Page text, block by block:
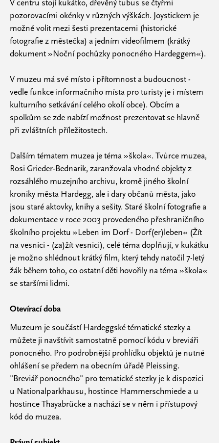
V centru stojí kukátko, dřevěný tubus se čtyřmi
pozorovacími okénky v různých výškách. Joystickem je
možné volit mezi šesti prezentacemi (historické
fotografie z městečka) a jedním videofilmem (krátký
dokument »Noční pochůzky ponocného Hardeggem«).
V muzeu má své místo i přítomnost a budoucnost -
vedle funkce informačního místa pro turisty je i místem
kulturního setkávání celého okolí obce). Obcím a
spolkům se zde nabízí možnost prezentovat se hlavně
při zvláštních příležitostech.
Dalším tématem muzea je téma »škola«. Tvůrce muzea,
Rosi Grieder-Bednarik, zaranžovala vhodné objekty z
rozsáhlého muzejního archivu, kromě jiného školní
kroniky města Hardegg, ale i dary občanů města, jako
jsou staré aktovky, knihy a sešity. Staré školní fotografie a
dokumentace v roce 2003 provedeného přeshraničního
školního projektu »Leben im Dorf - Dorf(er)leben« (Žít
na vesnici - (za)žít vesnici), celé téma doplňují, v kukátku
je možno shlédnout krátký film, který tehdy natočil 7-letý
žák během toho, co ostatní děti hovořily na téma »škola«
se staršími lidmi.
Otevírací doba
Muzeum je součástí Hardeggské tématické stezky a
můžete ji navštívit samostatně pomocí kódu v breviáři
ponocného. Pro podrobnější prohlídku objektů je nutné
ohlášení se předem na obecním úřadě Pleissing.
"Breviář ponocného" pro tematické stezky je k dispozici
u Nationalparkhausu, hostince Hammerschmiede a u
hostince Thayabrücke a nachází se v něm i přístupový
kód do muzea.